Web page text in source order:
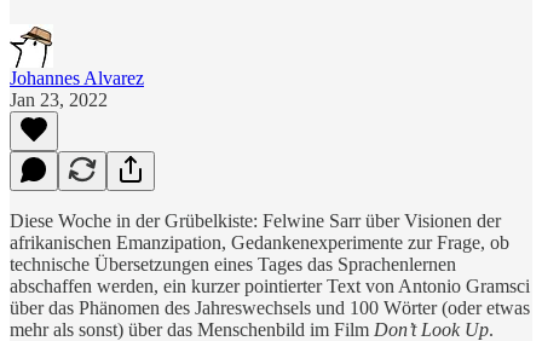
Johannes Alvarez
Jan 23, 2022
Diese Woche in der Grübelkiste: Felwine Sarr über Visionen der
afrikanischen Emanzipation, Gedankenexperimente zur Frage, ob
technische Übersetzungen eines Tages das Sprachenlernen
abschaffen werden, ein kurzer pointierter Text von Antonio Gramsci
über das Phänomen des Jahreswechsels und 100 Wörter (oder etwas
mehr als sonst) über das Menschenbild im Film Don’t Look Up.